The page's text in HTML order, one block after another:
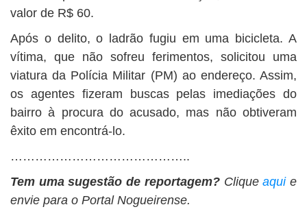
valor de R$ 60.
Após o delito, o ladrão fugiu em uma bicicleta. A
vítima, que não sofreu ferimentos, solicitou uma
viatura da Polícia Militar (PM) ao endereço. Assim,
os agentes fizeram buscas pelas imediações do
bairro à procura do acusado, mas não obtiveram
êxito em encontrá-lo.
……………………………………..
Tem uma sugestão de reportagem?Cliqueaquie
envie para o Portal Nogueirense.